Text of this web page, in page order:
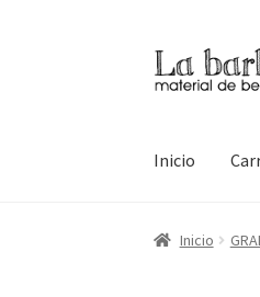
Ir
a
Ir
al
Inicio
Inicio Carrito
Inicio